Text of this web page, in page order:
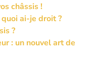
châssis !
ai-je droit ?
?
: un nouvel art de